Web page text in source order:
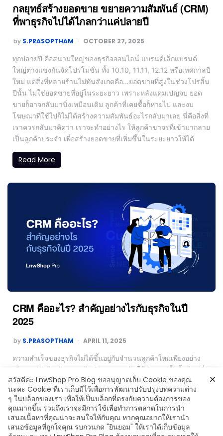
กลยุทธ์สร้างยอดขาย ขยายความสัมพันธ์ (CRM)
ที่พาธุรกิจไปได้ไกลกว่าแค่ปลายปี
by S.PRASOPTHAM OCTOBER 27, 2025
ทุกปลายปี คือสนามใหญ่ของธุรกิจออนไลน์ แบรนด์เล็กแบรนด์
ใหญ่ต่างแข่งกันจัดโปรโมชั่น ทั้ง 10.10, 11.11, 12.12 หรือเทศกาลปี
ใหม่ แต่สิ่งที่หลายร้านไม่ทันสังเกตคือ…ยอดขายที่สูงในช่วงโปรสิ้น
ปีนั้น ไม่ใช่ยอดขายที่อยู่ในระยะยาว เพราะหลังแคมเปญจบ ยอด
ขายก็อาจกลับมานิ่งเหมือนเดิม ลูกค้าที่เคยซื้อก็หายไป และงบ
โฆษณาที่ใช้ไปก็ไม่ได้สร้างความสัมพันธ์อะไรกลับมาเลย นี่คือสิ่งที่
เราควรกลับมาคิดว่า เราจะทำอย่างไร ให้ลูกค้าขาจรที่เข้ามากลาย
เป็นลูกค้าประจำ เพื่อสร้างยอดขายที่เพิ่มขึ้นในระยะยาวให้ได้
Read More
CRM คืออะไร? สำคัญอย่างไรกับธุรกิจในปี
2025
by S.PRASOPTHAM APRIL 11, 2025
ความสำเร็จของธุรกิจไม่ได้ขึ้นอยู่กับจำนวนลูกค้าใหม่เพียงอย่าง
เดียว แต่ยังต้องรักษาลูกค้าเดิมและกระตุ้นให้เกิดการซื้อซ้ำด้วย นี่
คือเหตุผลที่ธุรกิจควรให้ความสำคัญกับระบบ CRM ซึ่งช่วยจัดการ
ความสัมพันธ์กับลูกค้าอย่างเป็นระบบ ส่งผลให้ยอดขายเพิ่มขึ้นและ
ลูกค้าภักดีต่อแบรนด์มากขึ้น
Read More
สวัสดีค่ะ LnwShop Pro Blog ขออนุญาตเก็บ Cookie ของคุณ
นะคะ Cookie ที่เราเก็บมีไว้เพื่อการพัฒนาปรับปรุงบทความต่าง
ๆ ในบล็อกของเรา เพื่อให้เป็นบล็อกที่ตรงกับความต้องการของ
คุณมากขึ้น รวมถึงเราจะมีการใช้เพื่อทำการตลาดในการนำ
เสนอเนื้อหาที่คุณน่าจะสนใจให้กับคุณ หากคุณอยากให้เรานำ
เสนอข้อมูลที่ถูกใจคุณ รบกวนกด "ยินยอม" ให้เราได้เก็บข้อมูล